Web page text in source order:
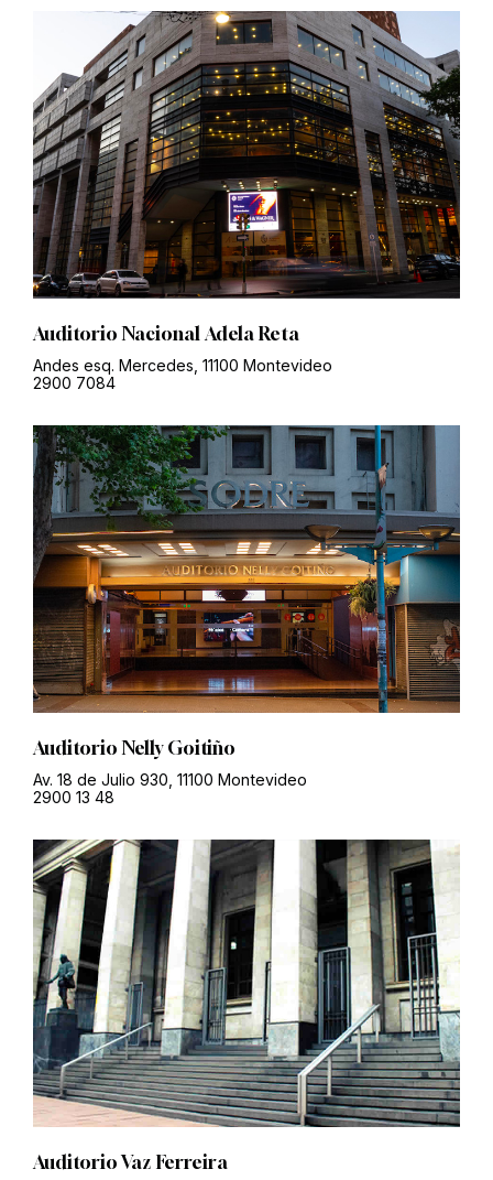
Auditorio Nacional Adela Reta
Andes esq. Mercedes, 11100 Montevideo
2900 7084
Auditorio Nelly Goitiño
Av. 18 de Julio 930, 11100 Montevideo
2900 13 48
Auditorio Vaz Ferreira